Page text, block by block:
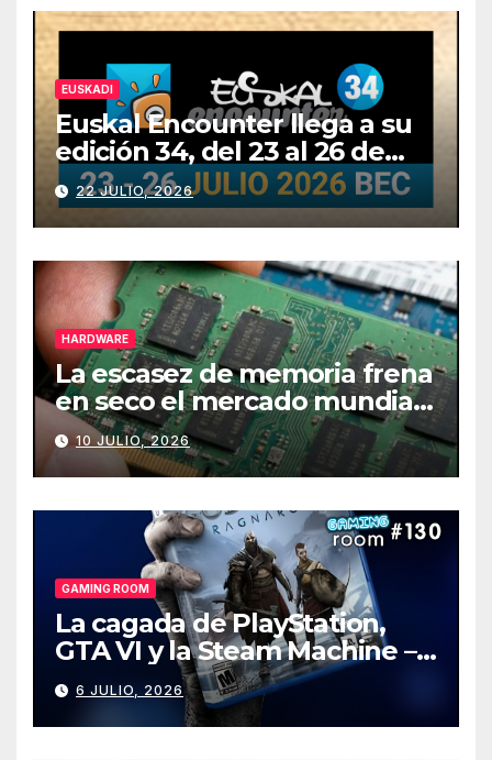
EUSKADI
Euskal Encounter llega a su
edición 34, del 23 al 26 de
julio
22 JULIO, 2026
HARDWARE
La escasez de memoria frena
en seco el mercado mundial
de PCs
10 JULIO, 2026
GAMING ROOM
La cagada de PlayStation,
GTA VI y la Steam Machine –
Gaming Room #130
6 JULIO, 2026